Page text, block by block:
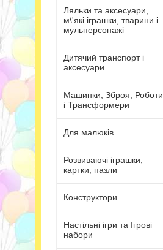
Ляльки та аксесуари,
м\'які іграшки, тварини і
мульперсонажі
Дитячий транспорт і
аксесуари
Машинки, Зброя, Роботи
і Трансформери
Для малюків
Розвиваючі іграшки,
картки, пазли
Конструктори
Настільні ігри та Ігрові
набори